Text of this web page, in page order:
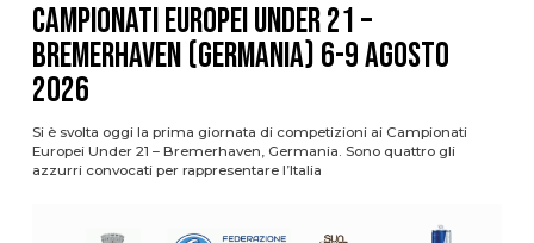
Campionati Europei Under 21 –
Bremerhaven (Germania) 6-9 agosto
2026
Si è svolta oggi la prima giornata di competizioni ai Campionati
Europei Under 21 – Bremerhaven, Germania. Sono quattro gli
azzurri convocati per rappresentare l’Italia